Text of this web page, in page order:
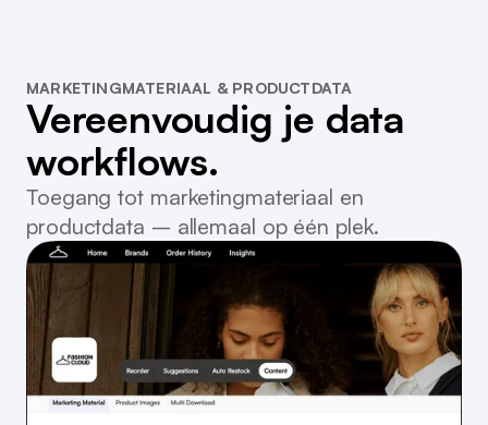
MARKETINGMATERIAAL & PRODUCTDATA
Vereenvoudig je data
workflows.
Toegang tot marketingmateriaal en
productdata – allemaal op één plek.